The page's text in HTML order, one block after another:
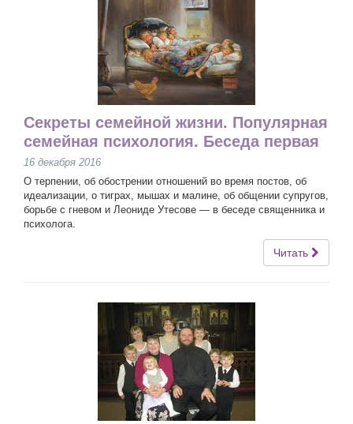
Секреты семейной жизни. Популярная
семейная психология. Беседа первая
16 декабря 2016
О терпении, об обострении отношений во время постов, об
идеализации, о тиграх, мышах и малине, об общении супругов,
борьбе с гневом и Леониде Утесове ― в беседе священника и
психолога.
Читать